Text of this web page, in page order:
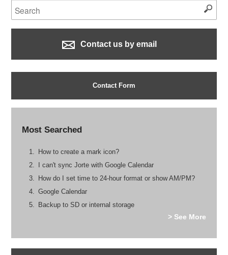
Contact us by email
Contact Form
Most Searched
How to create a mark icon?
I can't sync Jorte with Google Calendar
How do I set time to 24-hour format or show AM/PM?
Google Calendar
Backup to SD or internal storage
> See More